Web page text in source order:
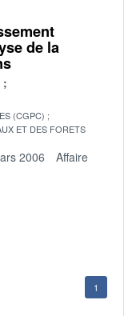
de la
(CGPC)
ET DES FORETS
2006
Affaire
1